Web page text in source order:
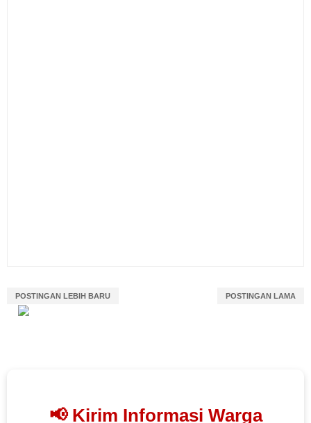
POSTINGAN LEBIH BARU POSTINGAN LAMA
📢 Kirim Informasi Warga